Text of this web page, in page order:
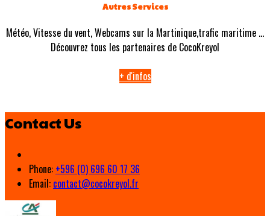
Autres Services
Météo, Vitesse du vent, Webcams sur la Martinique,trafic maritime ...
Découvrez tous les partenaires de CocoKreyol
+ d'infos
Contact Us
Phone: +596 (0) 696 60 17 36
Email: contact@cocokreyol.fr